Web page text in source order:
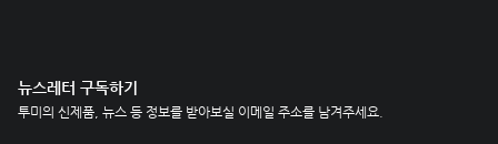
뉴스레터 구독하기
투미의 신제품, 뉴스 등 정보를 받아보실 이메일 주소를 남겨주세요.